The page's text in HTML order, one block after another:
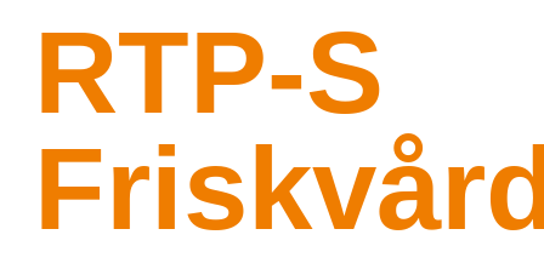
RTP-S